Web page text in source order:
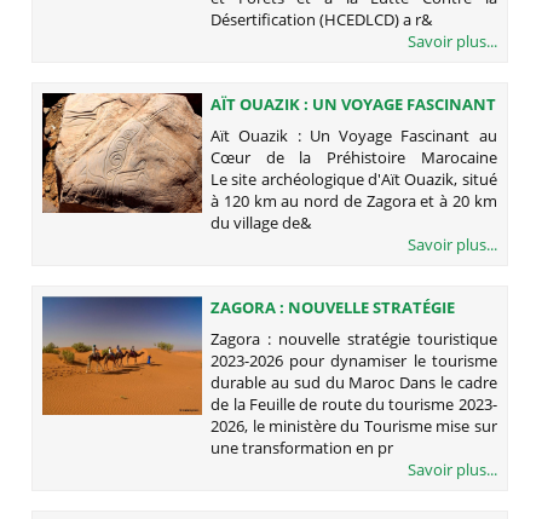
Désertification (HCEDLCD) a r&
Savoir plus...
AÏT OUAZIK : UN VOYAGE FASCINANT
AU CŒUR DE LA PRÉHISTOIRE
MAROCAINE
Aït Ouazik : Un Voyage Fascinant au
Cœur de la Préhistoire Marocaine
Le site archéologique d'Aït Ouazik, situé
à 120 km au nord de Zagora et à 20 km
du village de&
Savoir plus...
ZAGORA : NOUVELLE STRATÉGIE
TOURISTIQUE 2023-2026 POUR
DYNAMISER LE TOURISME DURABLE
AU SUD DU MAROC
Zagora : nouvelle stratégie touristique
2023-2026 pour dynamiser le tourisme
durable au sud du Maroc Dans le cadre
de la Feuille de route du tourisme 2023-
2026, le ministère du Tourisme mise sur
une transformation en pr
Savoir plus...